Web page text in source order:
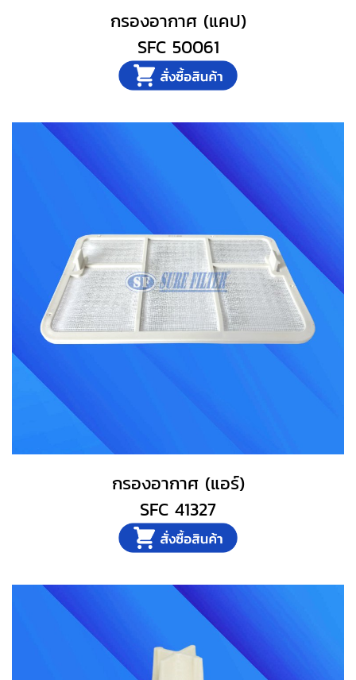
กรองอากาศ (แคป)
SFC 50061
กรองอากาศ (แอร์)
SFC 41327